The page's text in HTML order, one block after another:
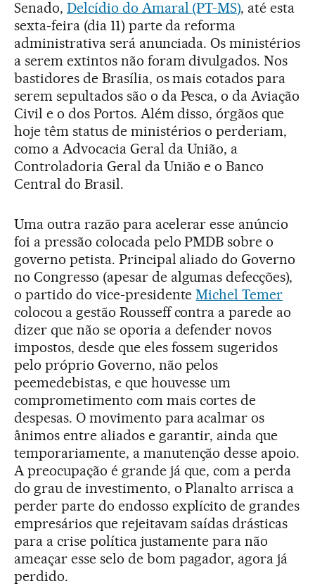
Senado, Delcídio do Amaral (PT-MS), até esta
sexta-feira (dia 11) parte da reforma
administrativa será anunciada. Os ministérios
a serem extintos não foram divulgados. Nos
bastidores de Brasília, os mais cotados para
serem sepultados são o da Pesca, o da Aviação
Civil e o dos Portos. Além disso, órgãos que
hoje têm status de ministérios o perderiam,
como a Advocacia Geral da União, a
Controladoria Geral da União e o Banco
Central do Brasil.
Uma outra razão para acelerar esse anúncio
foi a pressão colocada pelo PMDB sobre o
governo petista. Principal aliado do Governo
no Congresso (apesar de algumas defecções),
o partido do vice-presidenteMichel Temer
colocou a gestão Rousseff contra a parede ao
dizer que não se oporia a defender novos
impostos, desde que eles fossem sugeridos
pelo próprio Governo, não pelos
peemedebistas, e que houvesse um
comprometimento com mais cortes de
despesas. O movimento para acalmar os
ânimos entre aliados e garantir, ainda que
temporariamente, a manutenção desse apoio.
A preocupação é grande já que, com a perda
do grau de investimento, o Planalto arrisca a
perder parte do endosso explícito de grandes
empresários que rejeitavam saídas drásticas
para a crise política justamente para não
ameaçar esse selo de bom pagador, agora já
perdido.